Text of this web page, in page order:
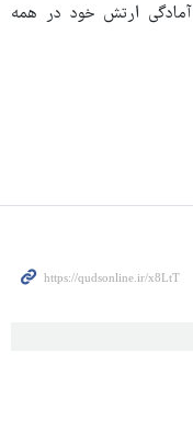
آمادگی ارتش خود در همه